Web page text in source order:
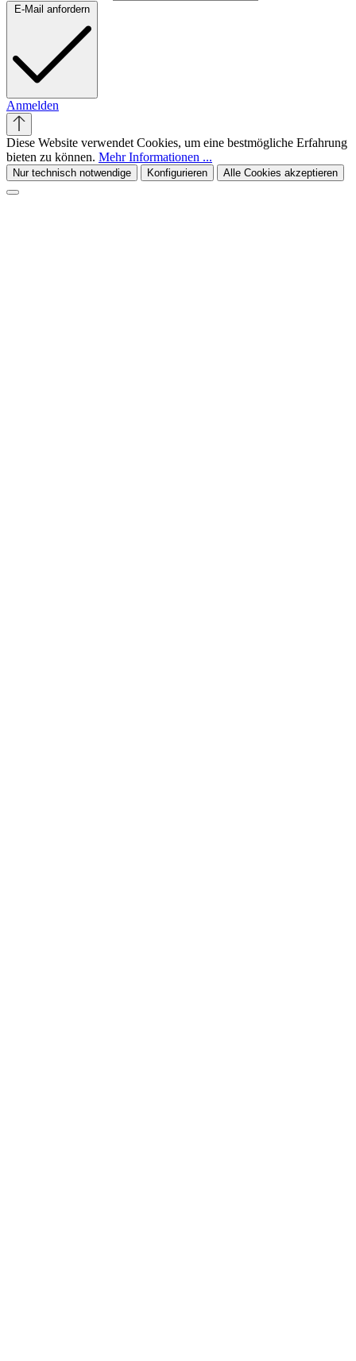
E-Mail anfordern
Anmelden
Diese Website verwendet Cookies, um eine bestmögliche Erfahrung
bieten zu können. Mehr Informationen ...
Nur technisch notwendige Konfigurieren Alle Cookies akzeptieren